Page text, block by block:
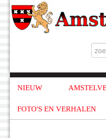
NIEUW
FOTO'S EN VERHALEN